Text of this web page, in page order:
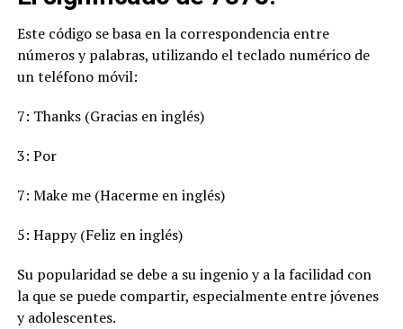
Este código se basa en la correspondencia entre
números y palabras, utilizando el teclado numérico de
un teléfono móvil:
7: Thanks (Gracias en inglés)
3: Por
7: Make me (Hacerme en inglés)
5: Happy (Feliz en inglés)
Su popularidad se debe a su ingenio y a la facilidad con
la que se puede compartir, especialmente entre jóvenes
y adolescentes.